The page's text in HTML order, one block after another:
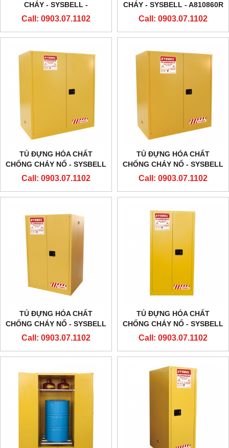
CHÁY - SYSBELL -
WA810600R – 60
Call: 0903.07.1102
CHÁY - SYSBELL - A810860R
– 90 GALLON/340L
Call: 0903.07.1102
TỦ ĐỰNG HÓA CHẤT
CHỐNG CHÁY NỔ - SYSBELL
- WA810115 – 115
Call: 0903.07.1102
TỦ ĐỰNG HÓA CHẤT
CHỐNG CHÁY NỔ - SYSBELL
- WA811100 – 110
Call: 0903.07.1102
TỦ ĐỰNG HÓA CHẤT
CHỐNG CHÁY NỔ - SYSBELL
- WA810860 – 90
Call: 0903.07.1102
TỦ ĐỰNG HÓA CHẤT
CHỐNG CHÁY NỔ - SYSBELL
- WA810600 – 60
Call: 0903.07.1102